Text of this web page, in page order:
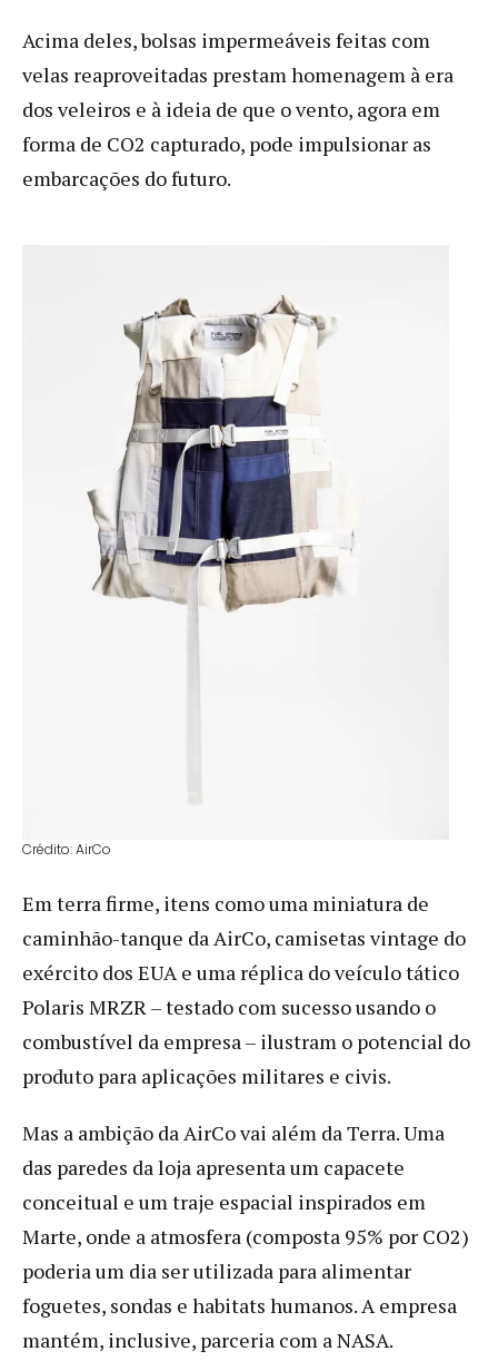
Acima deles, bolsas impermeáveis feitas com
velas reaproveitadas prestam homenagem à era
dos veleiros e à ideia de que o vento, agora em
forma de CO2 capturado, pode impulsionar as
embarcações do futuro.
Crédito: AirCo
Em terra firme, itens como uma miniatura de
caminhão-tanque da AirCo, camisetas vintage do
exército dos EUA e uma réplica do veículo tático
Polaris MRZR – testado com sucesso usando o
combustível da empresa – ilustram o potencial do
produto para aplicações militares e civis.
Mas a ambição da AirCo vai além da Terra. Uma
das paredes da loja apresenta um capacete
conceitual e um traje espacial inspirados em
Marte, onde a atmosfera (composta 95% por CO2)
poderia um dia ser utilizada para alimentar
foguetes, sondas e habitats humanos. A empresa
mantém, inclusive, parceria com a NASA.